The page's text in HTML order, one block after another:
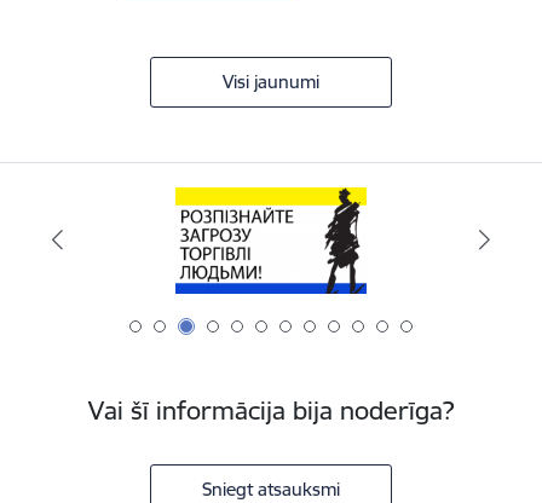
Visi jaunumi
Vai šī informācija bija noderīga?
Sniegt atsauksmi